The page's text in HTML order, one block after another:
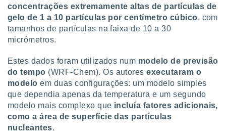
concentrações extremamente altas de partículas de
gelo de 1 a 10 partículas por centímetro cúbico, com
tamanhos de partículas na faixa de 10 a 30
micrómetros.
Estes dados foram utilizados num modelo de previsão
do tempo (WRF-Chem). Os autoresexecutaram o
modelo em duas configurações: um modelo simples
que dependia apenas da temperatura e um segundo
modelo mais complexo que incluía fatores adicionais,
como a área de superfície das partículas
nucleantes.